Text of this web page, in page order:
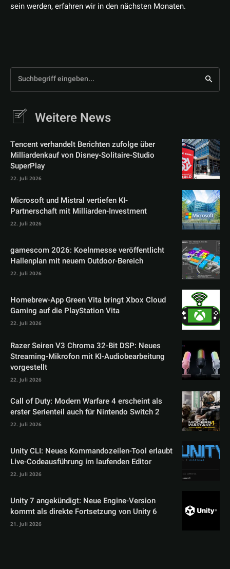
sein werden, erfahren wir in den nächsten Monaten.
Suchbegriff eingeben...
Weitere News
Tencent verhandelt Berichten zufolge über
Milliardenkauf von Disney-Solitaire-Studio
SuperPlay
22. Juli 2026
Microsoft und Mistral vertiefen KI-
Partnerschaft mit Milliarden-Investment
22. Juli 2026
gamescom 2026: Koelnmesse veröffentlicht
Hallenplan mit neuem Outdoor-Bereich
22. Juli 2026
Homebrew-App Green Vita bringt Xbox Cloud
Gaming auf die PlayStation Vita
22. Juli 2026
Razer Seiren V3 Chroma 32-Bit DSP: Neues
Streaming-Mikrofon mit KI-Audiobearbeitung
vorgestellt
22. Juli 2026
Call of Duty: Modern Warfare 4 erscheint als
erster Serienteil auch für Nintendo Switch 2
22. Juli 2026
Unity CLI: Neues Kommandozeilen-Tool erlaubt
Live-Codeausführung im laufenden Editor
22. Juli 2026
Unity 7 angekündigt: Neue Engine-Version
kommt als direkte Fortsetzung von Unity 6
21. Juli 2026